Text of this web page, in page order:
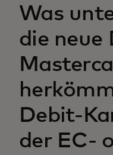
Was
die neue
Debit-
der EC-